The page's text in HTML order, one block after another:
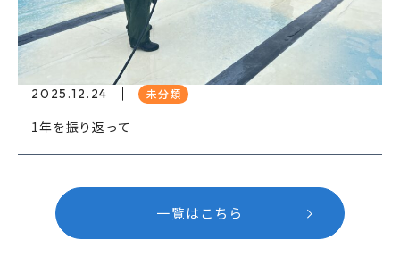
2025.12.24 未分類
1年を振り返って
一覧はこちら